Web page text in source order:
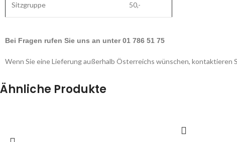
Sitzgruppe 50,-
Bei Fragen rufen Sie uns an unter 01 786 51 75
Wenn Sie eine Lieferung außerhalb Österreichs wünschen,
Ähnliche Produkte